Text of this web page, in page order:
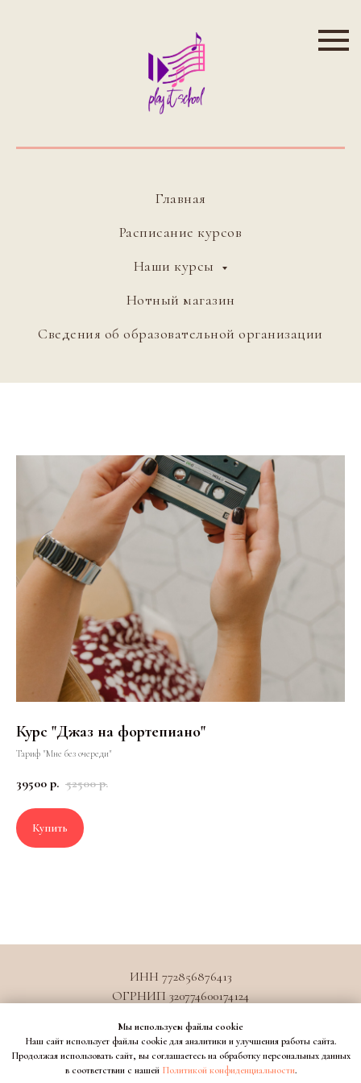
Главная
Расписание курсов
Наши курсы
Нотный магазин
Сведения об образовательной организации
Курс "Джаз на фортепиано"
Тариф "Мне без очереди"
39500 р. 52500 р.
Купить
ИНН 772856876413
ОГРНИП 320774600174124
Договор оферты образовательные услуги
Договор оферты информационные услуги
Договор оферты клуб
Мы используем файлы cookie
Наш сайт использует файлы cookie для аналитики и улучшения работы сайта.
Продолжая использовать сайт, вы соглашаетесь на обработку персональных данных
в соответствии с нашей Политикой конфиденциальности.